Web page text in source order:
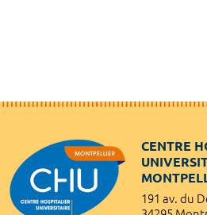
CENTRE
191 av. du